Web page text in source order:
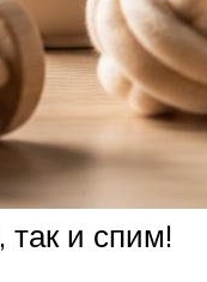
так и спим!